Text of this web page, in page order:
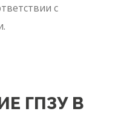
с
ГПЗУ В